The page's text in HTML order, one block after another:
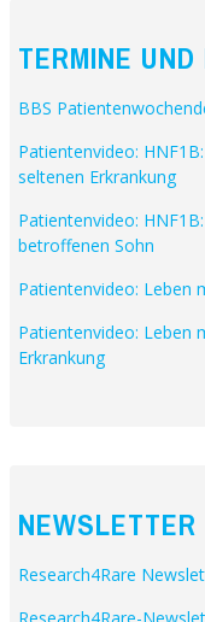
TERMINE
BBS
Patientenvideo:
seltenen Erkrankung
Patientenvideo:
betroffenen Sohn
Patientenvideo: Leben
Patientenvideo: Leben
Erkrankung
NEWSLETTER
Research4Rare
Research4Rare-